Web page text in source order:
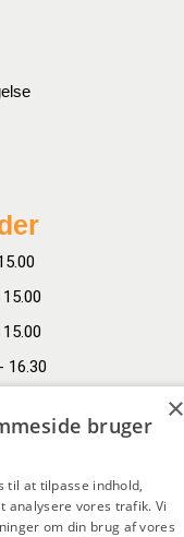
16.30
9300 Sæby
×
bruger
til at tilpasse indhold,
analysere vores trafik. Vi
om din brug af vores